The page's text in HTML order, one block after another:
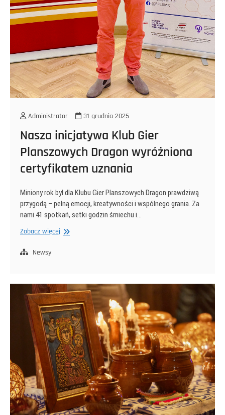
Administrator 31 grudnia 2025
Nasza inicjatywa Klub Gier
Planszowych Dragon wyróżniona
certyfikatem uznania
Miniony rok był dla Klubu Gier Planszowych Dragon prawdziwą
przygodą – pełną emocji, kreatywności i wspólnego grania. Za
nami 41 spotkań, setki godzin śmiechu i…
Zobacz więcej Nasza
Dragon
wyróżniona
certyfikatem
uznania
Newsy